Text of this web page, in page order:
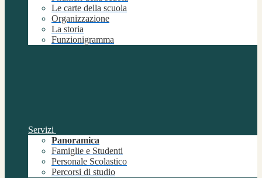
Le carte della scuola
Organizzazione
La storia
Funzionigramma
Servizi
Panoramica
Famiglie e Studenti
Personale Scolastico
Percorsi di studio